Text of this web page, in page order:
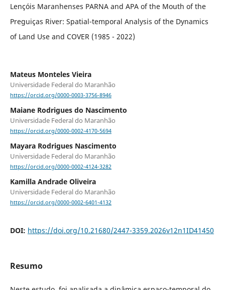
Lençóis Maranhenses PARNA and APA of the Mouth of the
Preguiças River: Spatial-temporal Analysis of the Dynamics
of Land Use and COVER (1985 - 2022)
Mateus Monteles Vieira
Universidade Federal do Maranhão
https://orcid.org/0000-0003-3756-8946
Maiane Rodrigues do Nascimento
Universidade Federal do Maranhão
https://orcid.org/0000-0002-4170-5694
Mayara Rodrigues Nascimento
Universidade Federal do Maranhão
https://orcid.org/0000-0002-4124-3282
Kamilla Andrade Oliveira
Universidade Federal do Maranhão
https://orcid.org/0000-0002-6401-4132
DOI: https://doi.org/10.21680/2447-3359.2026v12n1ID41450
Resumo